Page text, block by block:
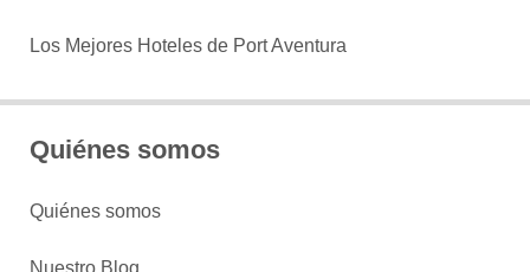
Los Mejores Hoteles de Port Aventura
Quiénes somos
Quiénes somos
Nuestro Blog